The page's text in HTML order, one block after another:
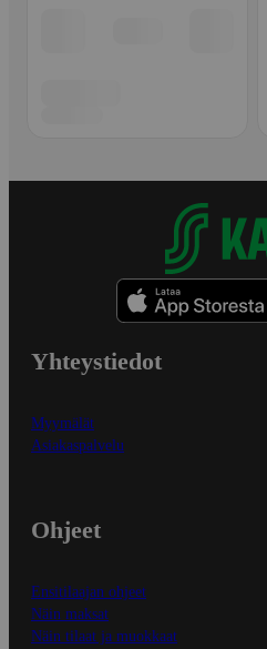
Yhteystiedot
Myymälät
Asiakaspalvelu
Ohjeet
Ensitilaajan ohjeet
Näin maksat
Näin tilaat ja muokkaat